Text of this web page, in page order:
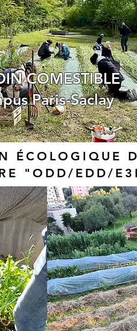
COMESTIBLE
Paris-Saclay
ÉCOLOGIQUE
"ODD/EDD/